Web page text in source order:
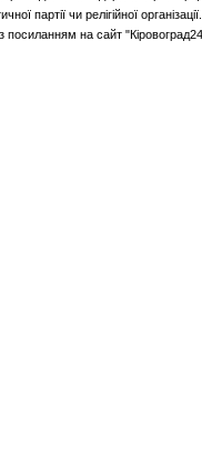
партії чи релігійної
посиланням на сайт